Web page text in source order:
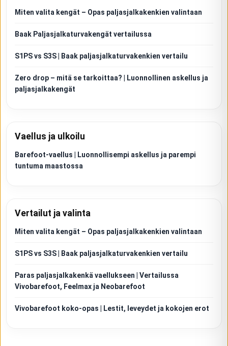
Miten valita kengät – Opas paljasjalkakenkien valintaan
Baak Paljasjalkaturvakengät vertailussa
S1PS vs S3S | Baak paljasjalkaturvakenkien vertailu
Zero drop – mitä se tarkoittaa? | Luonnollinen askellus ja
paljasjalkakengät
Vaellus ja ulkoilu
Barefoot-vaellus | Luonnollisempi askellus ja parempi
tuntuma maastossa
Vertailut ja valinta
Miten valita kengät – Opas paljasjalkakenkien valintaan
S1PS vs S3S | Baak paljasjalkaturvakenkien vertailu
Paras paljasjalkakenkä vaellukseen | Vertailussa
Vivobarefoot, Feelmax ja Neobarefoot
Vivobarefoot koko-opas | Lestit, leveydet ja kokojen erot